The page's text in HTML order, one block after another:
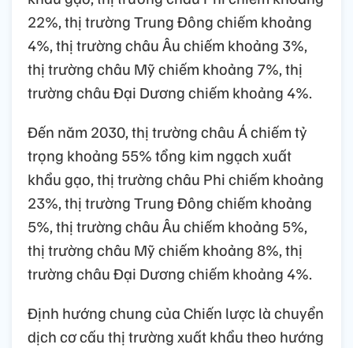
22%, thị trường Trung Đông chiếm khoảng
4%, thị trường châu Âu chiếm khoảng 3%,
thị trường châu Mỹ chiếm khoảng 7%, thị
trường châu Đại Dương chiếm khoảng 4%.
Đến năm 2030, thị trường châu Á chiếm tỷ
trọng khoảng 55% tổng kim ngạch xuất
khẩu gạo, thị trường châu Phi chiếm khoảng
23%, thị trường Trung Đông chiếm khoảng
5%, thị trường châu Âu chiếm khoảng 5%,
thị trường châu Mỹ chiếm khoảng 8%, thị
trường châu Đại Dương chiếm khoảng 4%.
Định hướng chung của Chiến lược là chuyển
dịch cơ cấu thị trường xuất khẩu theo hướng